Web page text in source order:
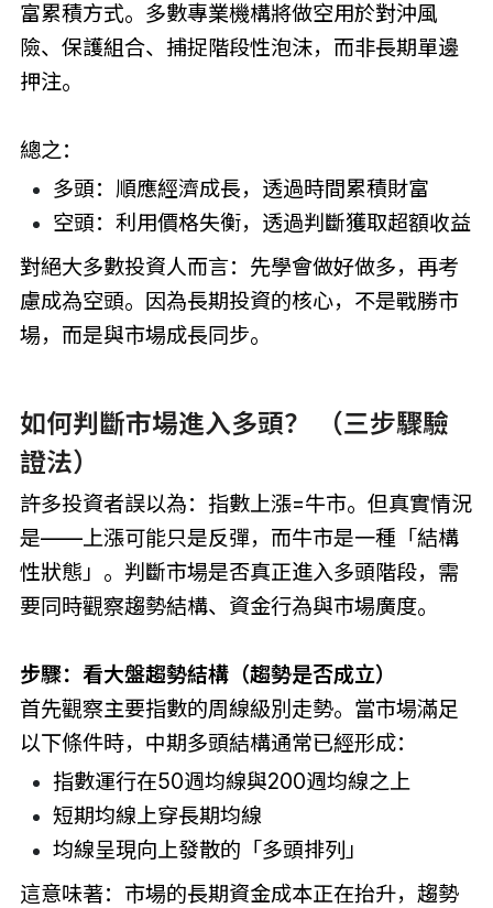
富累積方式。多數專業機構將做空用於對沖風
險、保護組合、捕捉階段性泡沫，而非長期單邊
押注。
總之：
多頭：順應經濟成長，透過時間累積財富
空頭：利用價格失衡，透過判斷獲取超額收益
對絕大多數投資人而言：先學會做好做多，再考
慮成為空頭。因為長期投資的核心，不是戰勝市
場，而是與市場成長同步。
如何判斷市場進入多頭？ （三步驟驗
證法）
許多投資者誤以為：指數上漲=牛市。但真實情況
是——上漲可能只是反彈，而牛市是一種「結構
性狀態」。判斷市場是否真正進入多頭階段，需
要同時觀察趨勢結構、資金行為與市場廣度。
步驟：看大盤趨勢結構（趨勢是否成立）
首先觀察主要指數的周線級別走勢。當市場滿足
以下條件時，中期多頭結構通常已經形成：
指數運行在50週均線與200週均線之上
短期均線上穿長期均線
均線呈現向上發散的「多頭排列」
這意味著：市場的長期資金成本正在抬升，趨勢